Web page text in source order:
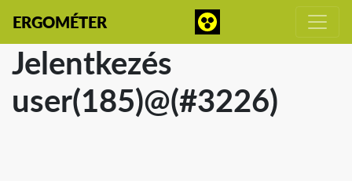
ERGOMÉTER
Jelentkezés
user(185)@(#3226)